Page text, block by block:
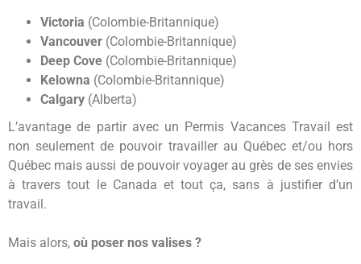
Victoria (Colombie-Britannique)
Vancouver (Colombie-Britannique)
Deep Cove (Colombie-Britannique)
Kelowna (Colombie-Britannique)
Calgary (Alberta)
L’avantage de partir avec un Permis Vacances Travail est
non seulement de pouvoir travailler au Québec et/ou hors
Québec mais aussi de pouvoir voyager au grès de ses envies
à travers tout le Canada et tout ça, sans à justifier d’un
travail.
Mais alors, où poser nos valises ?